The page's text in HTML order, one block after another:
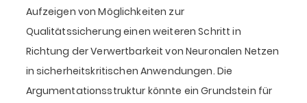
Aufzeigen von Möglichkeiten zur
Qualitätssicherung einen weiteren Schritt in
Richtung der Verwertbarkeit von Neuronalen Netzen
in sicherheitskritischen Anwendungen. Die
Argumentationsstruktur könnte ein Grundstein für